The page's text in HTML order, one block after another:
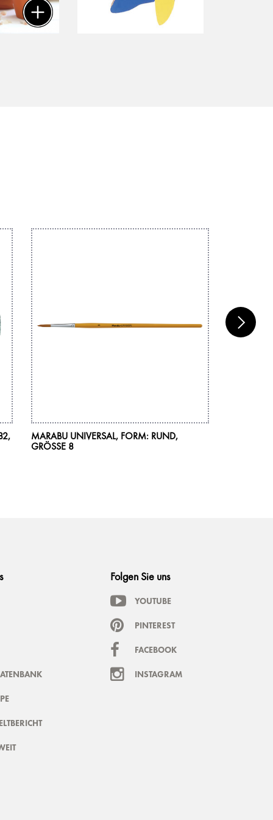
MARABU UNIVERSAL, FORM: RUND,
GRÖSSE 8
Folgen Sie uns
YOUTUBE
PINTEREST
FACEBOOK
INSTAGRAM